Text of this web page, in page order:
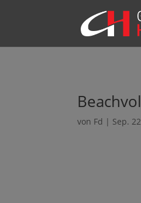
von Fd | Sep.